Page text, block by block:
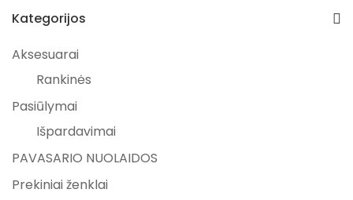
Kategorijos
Aksesuarai
Rankinės
Pasiūlymai
Išpardavimai
PAVASARIO NUOLAIDOS
Prekiniai ženklai